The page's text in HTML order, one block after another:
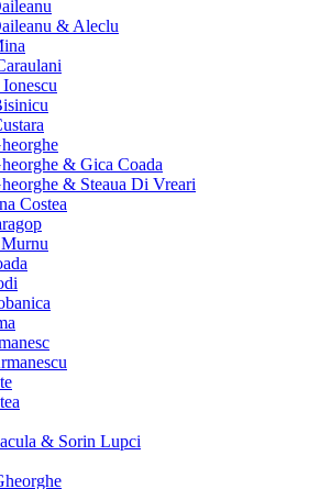
& Aleclu
& Gica Coada
& Steaua Di Vreari
Costea
& Sorin Lupci